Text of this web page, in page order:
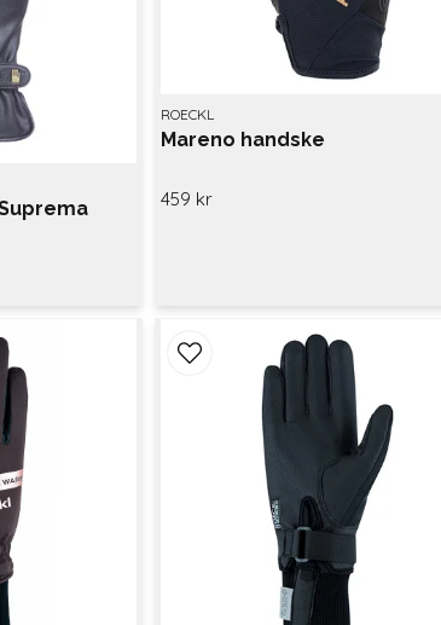
ROECKL
Mareno handske
459 kr